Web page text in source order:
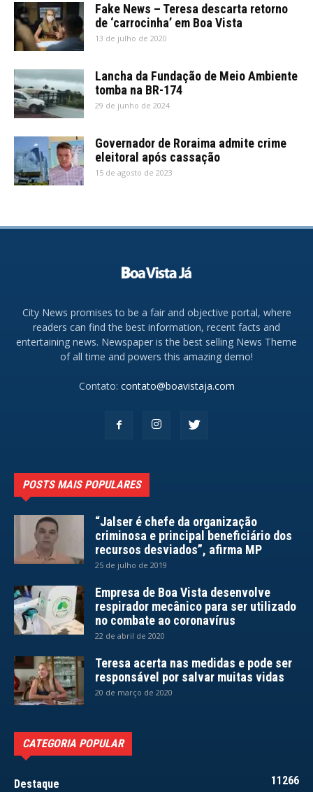
Fake News – Teresa descarta retorno
de ‘carrocinha’ em Boa Vista
13 de julho de 2020
Lancha da Fundação de Meio Ambiente
tomba na BR-174
29 de junho de 2024
Governador de Roraima admite crime
eleitoral após cassação
15 de agosto de 2023
City News promises to be a fair and objective portal, where
readers can find the best information, recent facts and
entertaining news. Newspaper is the best selling News Theme
of all time and powers this amazing demo!
Contato: contato@boavistaja.com
POSTS MAIS POPULARES
“Jalser é chefe da organização
criminosa e principal beneficiário dos
recursos desviados”, afirma MP
25 de julho de 2019
Empresa de Boa Vista desenvolve
respirador mecânico para ser utilizado
no combate ao coronavírus
22 de abril de 2020
Teresa acerta nas medidas e pode ser
responsável por salvar muitas vidas
20 de março de 2020
CATEGORIA POPULAR
Destaque 11266